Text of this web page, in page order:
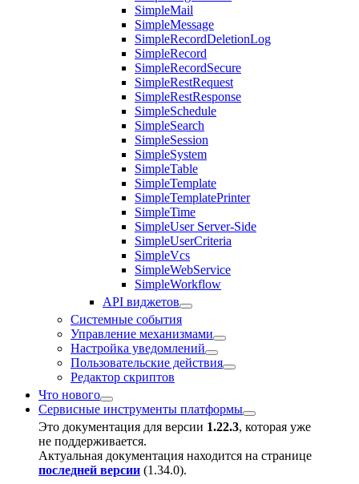
SimpleMail
SimpleMessage
SimpleRecordDeletionLog
SimpleRecord
SimpleRecordSecure
SimpleRestRequest
SimpleRestResponse
SimpleSchedule
SimpleSearch
SimpleSession
SimpleSystem
SimpleTable
SimpleTemplate
SimpleTemplatePrinter
SimpleTime
SimpleUser Server-Side
SimpleUserCriteria
SimpleVcs
SimpleWebService
SimpleWorkflow
API виджетов
Системные события
Управление механизмами
Настройка уведомлений
Пользовательские действия
Редактор скриптов
Что нового
Сервисные инструменты платформы
Это документация для версии 1.22.3, которая уже
не поддерживается.
Актуальная документация находится на странице
последней версии (1.34.0).